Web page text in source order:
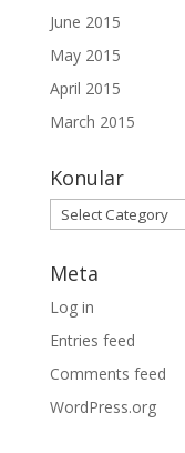
June 2015
May 2015
April 2015
March 2015
Konular
Konular
Meta
Log in
Entries feed
Comments feed
WordPress.org